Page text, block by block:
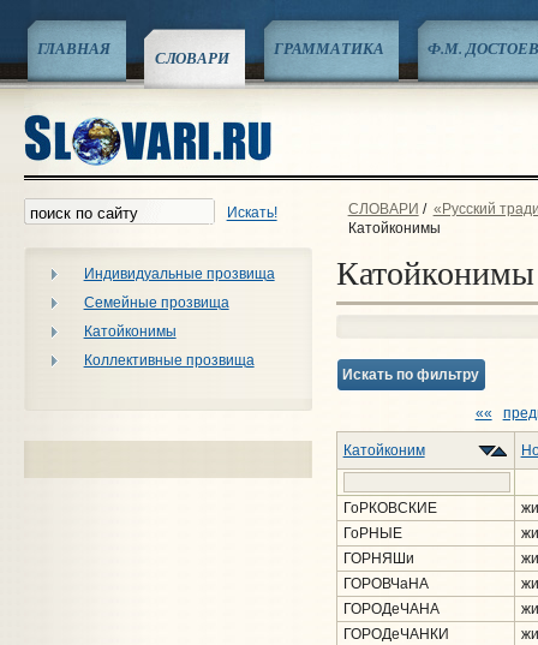
ГЛАВНАЯ СЛОВАРИ ГРАММАТИКА Ф.М.
Искать!
Индивидуальные прозвища
Семейные прозвища
Катойконимы
Коллективные прозвища
СЛОВАРИ / «Русский
Катойконимы
Катойконимы
Искать по фильтру
««
Катойконим
ГоРКОВСКИЕ
ГоРНЫЕ
ГОРНЯШи
ГОРОВЧаНА
ГОРОДеЧАНА
ГОРОДеЧАНКИ